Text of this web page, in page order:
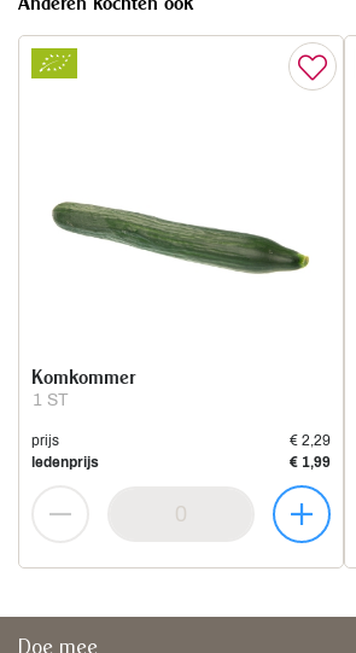
1 ST
Komkommer
prijs
€ 2,29
ledenprijs
€ 1,99
Doe mee